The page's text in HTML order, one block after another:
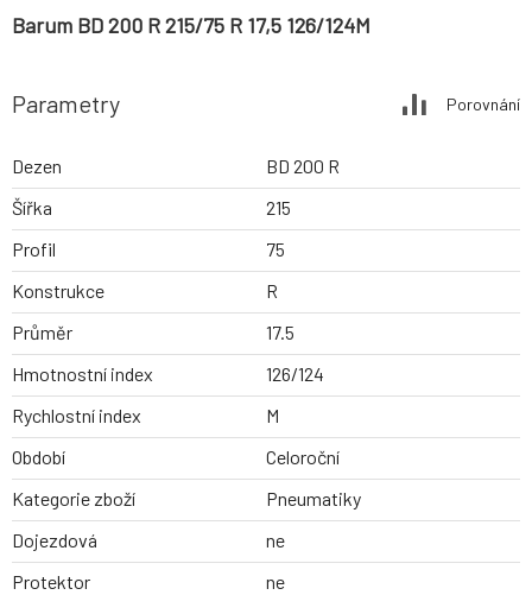
Barum BD 200 R 215/75 R 17,5 126/124M
Parametry Porovnání
Dezen
BD 200 R
Šířka
215
Profil
75
Konstrukce
R
Průměr
17.5
Hmotnostní index
126/124
Rychlostní index
M
Období
Celoroční
Kategorie zboží
Pneumatiky
Dojezdová
ne
Protektor
ne